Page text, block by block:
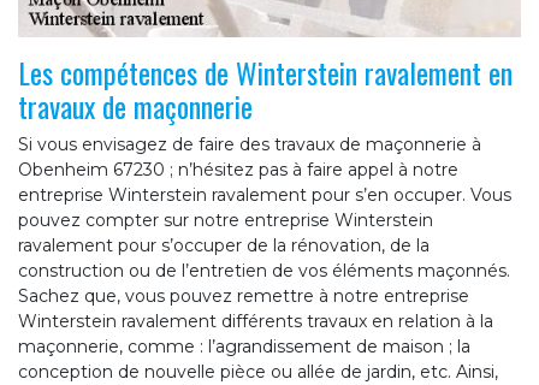
Les compétences de Winterstein ravalement en
travaux de maçonnerie
Si vous envisagez de faire des travaux de maçonnerie à
Obenheim 67230 ; n’hésitez pas à faire appel à notre
entreprise Winterstein ravalement pour s’en occuper. Vous
pouvez compter sur notre entreprise Winterstein
ravalement pour s’occuper de la rénovation, de la
construction ou de l’entretien de vos éléments maçonnés.
Sachez que, vous pouvez remettre à notre entreprise
Winterstein ravalement différents travaux en relation à la
maçonnerie, comme : l’agrandissement de maison ; la
conception de nouvelle pièce ou allée de jardin, etc. Ainsi,